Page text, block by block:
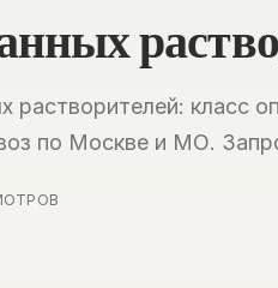
растворителей: класс
по Москве и МО.